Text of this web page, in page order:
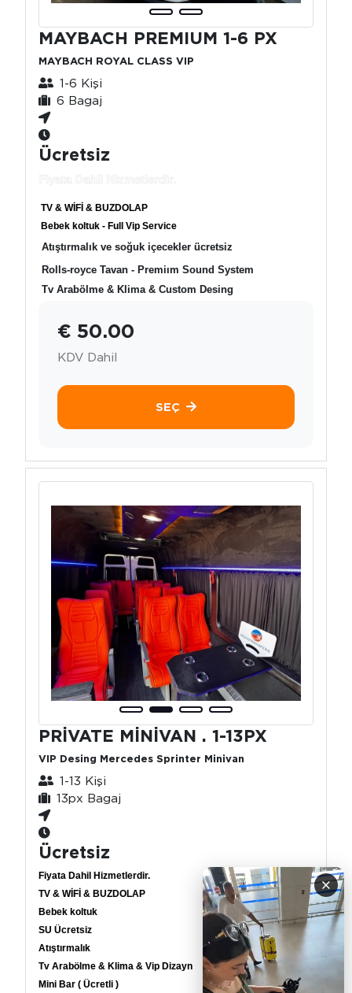
×
MAYBACH PREMIUM 1-6 PX
MAYBACH ROYAL CLASS VIP
1-6 Kişi
6 Bagaj
Ücretsiz
Fiyata Dahil Hizmetlerdir.
TV & WİFİ & BUZDOLAP
Bebek koltuk - Full Vip Service
Atıştırmalık ve soğuk içecekler ücretsiz
Rolls-royce Tavan - Premiım Sound System
Tv Arabölme & Klima & Custom Desing
€ 50.00
KDV Dahil
SEÇ
PRİVATE MİNİVAN . 1-13PX
VIP Desing Mercedes Sprinter Minivan
1-13 Kişi
13px Bagaj
Ücretsiz
Fiyata Dahil Hizmetlerdir.
TV & WİFİ & BUZDOLAP
Bebek koltuk
SU Ücretsiz
Atıştırmalık
Tv Arabölme & Klima & Vip Dizayn
Mini Bar ( Ücretli )